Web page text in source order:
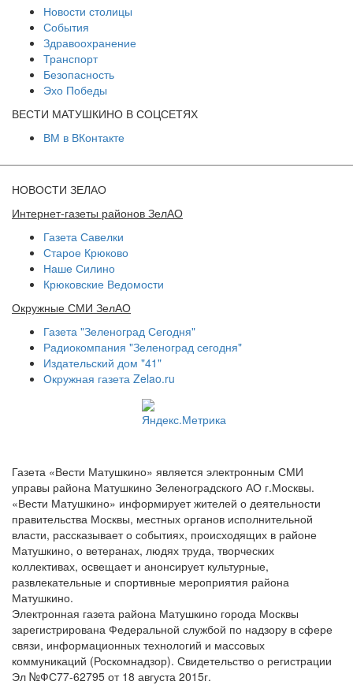
Новости столицы
События
Здравоохранение
Транспорт
Безопасность
Эхо Победы
ВЕСТИ МАТУШКИНО В СОЦСЕТЯХ
ВМ в ВКонтакте
НОВОСТИ ЗЕЛАО
Интернет-газеты районов ЗелАО
Газета Савелки
Старое Крюково
Наше Силино
Крюковские Ведомости
Окружные СМИ ЗелАО
Газета "Зеленоград Сегодня"
Радиокомпания "Зеленоград сегодня"
Издательский дом "41"
Окружная газета Zelao.ru
Газета «Вести Матушкино» является электронным СМИ
управы района Матушкино Зеленоградского АО г.Москвы.
«Вести Матушкино» информирует жителей о деятельности
правительства Москвы, местных органов исполнительной
власти, рассказывает о событиях, происходящих в районе
Матушкино, о ветеранах, людях труда, творческих
коллективах, освещает и анонсирует культурные,
развлекательные и спортивные мероприятия района
Матушкино.
Электронная газета района Матушкино города Москвы
зарегистрирована Федеральной службой по надзору в сфере
связи, информационных технологий и массовых
коммуникаций (Роскомнадзор). Свидетельство о регистрации
Эл №ФС77-62795 от 18 августа 2015г.